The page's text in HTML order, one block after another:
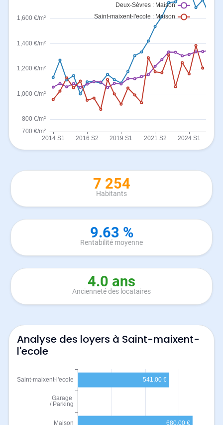
7 254
Habitants
9.63 %
Rentabilité moyenne
4.0 ans
Ancienneté des locataires
Analyse des loyers à Saint-maixent-
l'ecole